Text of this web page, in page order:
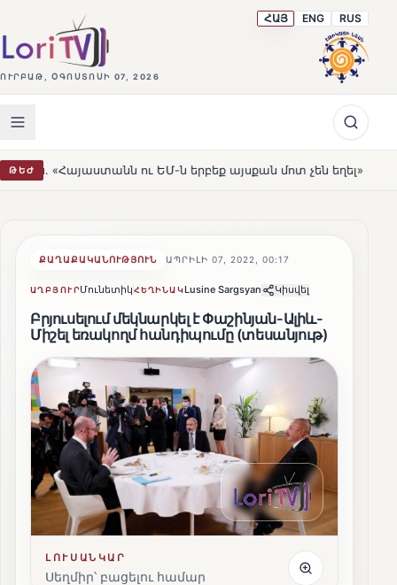
ՈՒՐԲԱԹ, ՕԳՈՍՏՈՍԻ 07, 2026
ՀԱՅ ENG RUS
ԹԵԺու ԵՄ-ն երբեք այսքան մոտ չեն եղել» HOT
ՔԱՂԱՔԱԿԱՆՈՒԹՅՈՒՆ ԱՊՐԻԼԻ 07, 2022, 00:17
ԱՂԲՅՈՒՐՄունետիկՀԵՂԻՆԱԿLusine Sargsyan Կիսվել
Բրյուսելում մեկնարկել է Փաշինյան-Ալիև-
Միշել եռակողմ հանդիպումը (տեսանյութ)
ԼՈՒՍԱՆԿԱՐ
Սեղմիր՝ բացելու համար